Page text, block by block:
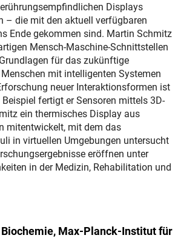
Displays
– die mit den aktuell verfügbaren
Ende gekommen sind. Martin Schmitz
Mensch-Maschine-Schnittstellen
für das zukünftige
mit intelligenten Systemen
neuer Interaktionsformen ist
fertigt er Sensoren mittels 3D-
ein thermisches Display aus
mitentwickelt, mit dem das
in virtuellen Umgebungen untersucht
eröffnen unter
in der Medizin, Rehabilitation und
Biochemie, Max-Planck-Institut für